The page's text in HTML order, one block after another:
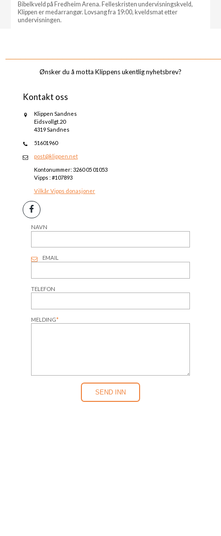
Bibelkveld på Fredheim Arena. Felleskristen undervisningskveld,
Klippen er medarrangør. Lovsang fra 19:00, kveldsmat etter
undervisningen.
Ønsker du å motta Klippens ukentlig nyhetsbrev?
Kontakt oss
Klippen Sandnes
Eidsvollgt.20
4319 Sandnes
51601960
post@klippen.net
Kontonummer: 3260 05 01053
Vipps : #107893
Vilkår Vipps donasjoner
NAVN
EMAIL
TELEFON
MELDING*